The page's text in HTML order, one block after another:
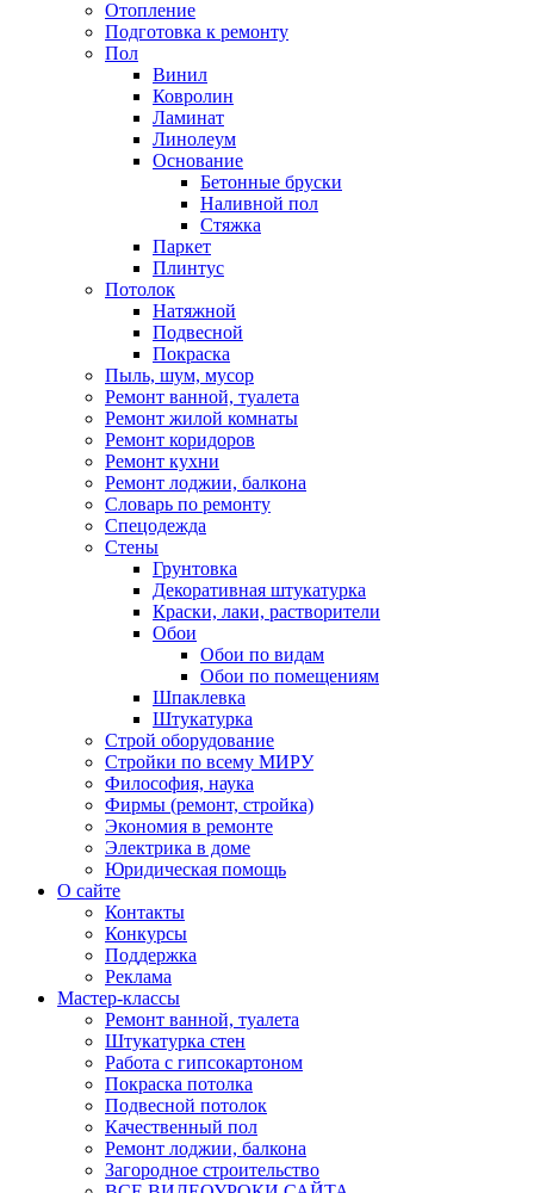
Отопление
Подготовка к ремонту
Пол
Винил
Ковролин
Ламинат
Линолеум
Основание
Бетонные бруски
Наливной пол
Стяжка
Паркет
Плинтус
Потолок
Натяжной
Подвесной
Покраска
Пыль, шум, мусор
Ремонт ванной, туалета
Ремонт жилой комнаты
Ремонт коридоров
Ремонт кухни
Ремонт лоджии, балкона
Словарь по ремонту
Спецодежда
Стены
Грунтовка
Декоративная штукатурка
Краски, лаки, растворители
Обои
Обои по видам
Обои по помещениям
Шпаклевка
Штукатурка
Строй оборудование
Стройки по всему МИРУ
Философия, наука
Фирмы (ремонт, стройка)
Экономия в ремонте
Электрика в доме
Юридическая помощь
О сайте
Контакты
Конкурсы
Поддержка
Реклама
Мастер-классы
Ремонт ванной, туалета
Штукатурка стен
Работа с гипсокартоном
Покраска потолка
Подвесной потолок
Качественный пол
Ремонт лоджии, балкона
Загородное строительство